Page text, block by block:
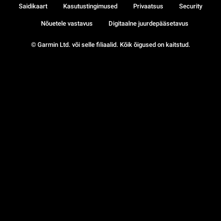
© Garmin Ltd. või selle filiaalid. Kõik õigused on kaitstud.
Saidikaart Kasutustingimused Privaatsus Security
Nõuetele vastavus Digitaalne juurdepääsetavus